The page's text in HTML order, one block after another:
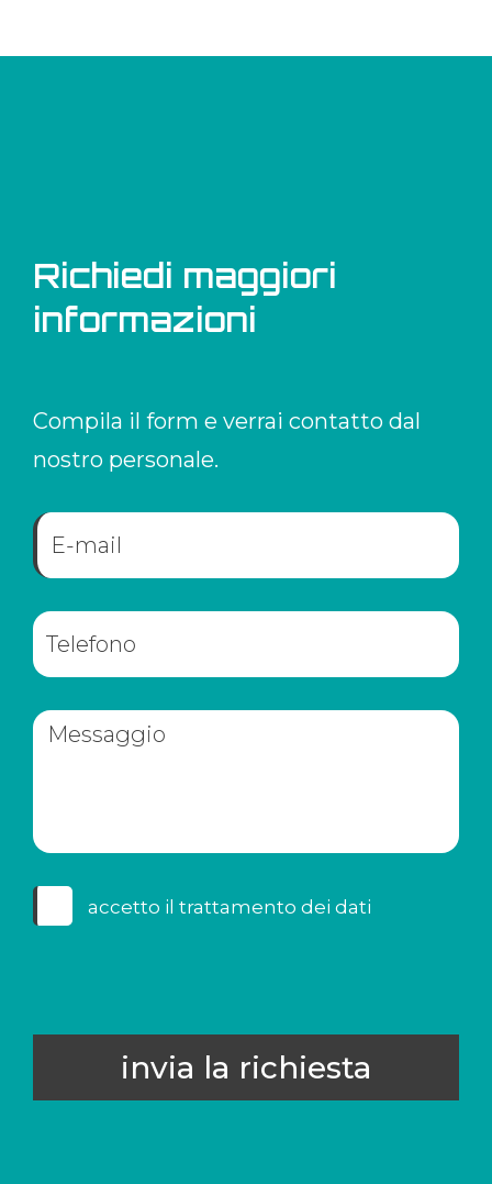
Richiedi maggiori
informazioni
Compila il form e verrai contatto dal
nostro personale.
accetto il trattamento dei dati
invia la richiesta